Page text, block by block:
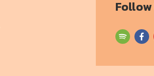
Follow